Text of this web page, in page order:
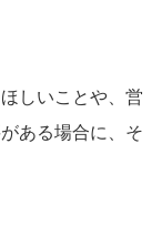
しいことや、営
ある場合に、そ